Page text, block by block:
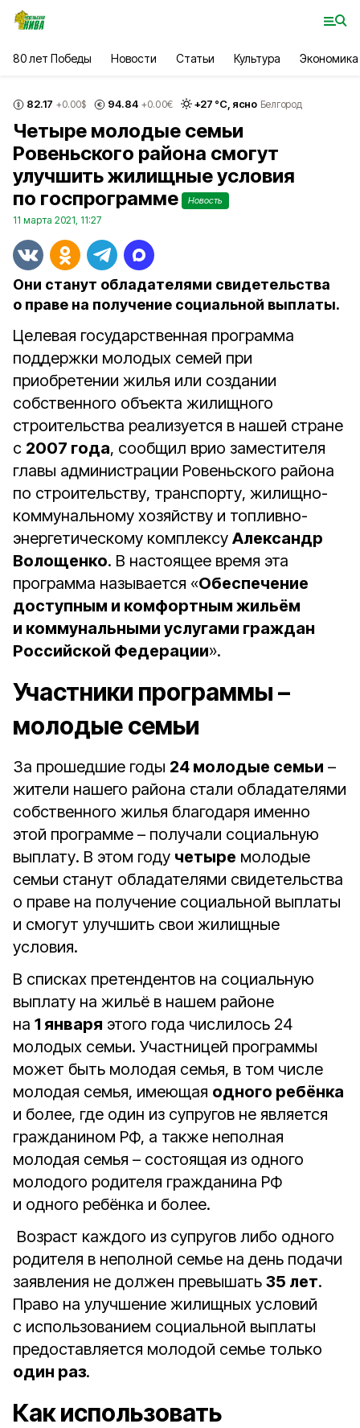
80 лет Победы Новости Статьи Культура Экономика
82.17 +0.00$ 94.84 +0.00€ +27 °С, ясно Белгород
Четыре молодые семьи
Ровеньского района смогут
улучшить жилищные условия
по госпрограмме
Новость
11 марта 2021, 11:27
Они станут обладателями свидетельства
о праве на получение социальной выплаты.
Целевая государственная программа
поддержки молодых семей при
приобретении жилья или создании
собственного объекта жилищного
строительства реализуется в нашей стране
с 2007 года, сообщил врио заместителя
главы администрации Ровеньского района
по строительству, транспорту, жилищно-
коммунальному хозяйству и топливно-
энергетическому комплексу Александр
Волощенко. В настоящее время эта
программа называется «Обеспечение
доступным и комфортным жильём
и коммунальными услугами граждан
Российской Федерации».
Участники программы –
молодые семьи
За прошедшие годы 24 молодые семьи –
жители нашего района стали обладателями
собственного жилья благодаря именно
этой программе – получали социальную
выплату. В этом году четыре молодые
семьи станут обладателями свидетельства
о праве на получение социальной выплаты
и смогут улучшить свои жилищные
условия.
В списках претендентов на социальную
выплату на жильё в нашем районе
на 1 января этого года числилось 24
молодых семьи. Участницей программы
может быть молодая семья, в том числе
молодая семья, имеющая одного ребёнка
и более, где один из супругов не является
гражданином РФ, а также неполная
молодая семья – состоящая из одного
молодого родителя гражданина РФ
и одного ребёнка и более.
Возраст каждого из супругов либо одного
родителя в неполной семье на день подачи
заявления не должен превышать 35 лет.
Право на улучшение жилищных условий
с использованием социальной выплаты
предоставляется молодой семье только
один раз.
Как использовать